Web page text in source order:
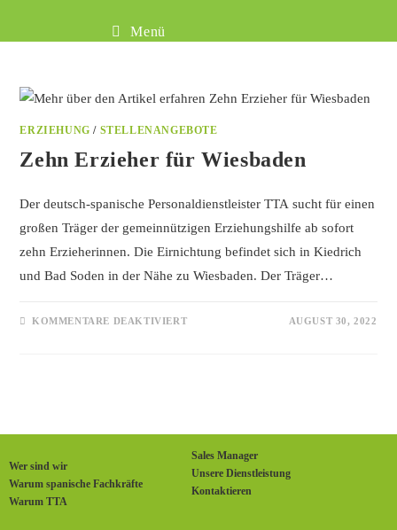
Menü
ERZIEHUNG / STELLENANGEBOTE
Zehn Erzieher für Wiesbaden
Der deutsch-spanische Personaldienstleister TTA sucht für einen
großen Träger der gemeinnützigen Erziehungshilfe ab sofort
zehn Erzieherinnen. Die Eirnichtung befindet sich in Kiedrich
und Bad Soden in der Nähe zu Wiesbaden. Der Träger…
KOMMENTARE DEAKTIVIERT AUGUST 30, 2022
Wer sind wir
Warum spanische Fachkräfte
Warum TTA
Sales Manager
Unsere Dienstleistung
Kontaktieren